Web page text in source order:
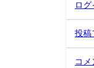
ログ
投稿
コメ